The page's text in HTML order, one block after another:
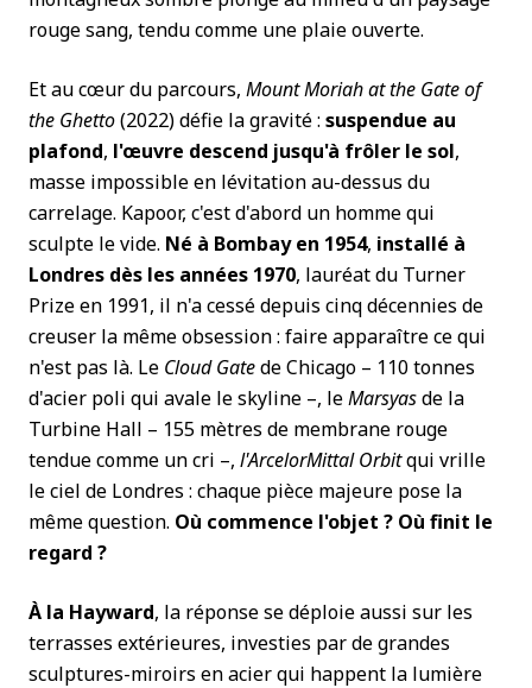
rouge sang, tendu comme une plaie ouverte.
Et au cœur du parcours, Mount Moriah at the Gate of
the Ghetto(2022) défie la gravité : suspendue au
plafond, l'œuvre descend jusqu'à frôler le sol,
masse impossible en lévitation au-dessus du
carrelage. Kapoor, c'est d'abord un homme qui
sculpte le vide. Né à Bombay en 1954, installé à
Londres dès les années 1970, lauréat du Turner
Prize en 1991, il n'a cessé depuis cinq décennies de
creuser la même obsession : faire apparaître ce qui
n'est pas là. Le Cloud Gatede Chicago – 110 tonnes
d'acier poli qui avale le skyline –, leMarsyasde la
Turbine Hall – 155 mètres de membrane rouge
tendue comme un cri –, l'ArcelorMittal Orbitqui vrille
le ciel de Londres : chaque pièce majeure pose la
même question. Où commence l'objet ? Où finit le
regard ?
À la Hayward, la réponse se déploie aussi sur les
terrasses extérieures, investies par de grandes
sculptures-miroirs en acier qui happent la lumière